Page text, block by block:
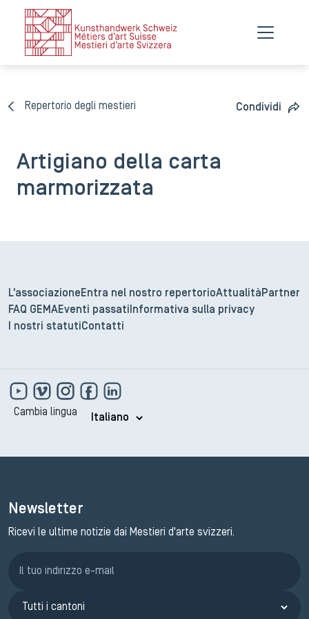
Repertorio degli mestieri Condividi
Artigiano della carta
marmorizzata
L'associazione Entra nel nostro repertorioAttualità Partner
FAQ GEMAEventi passati
Informativa sulla privacy
I nostri statuti Contatti
Cambia lingua
Newsletter
Ricevi le ultime notizie dai Mestieri d'arte svizzeri.